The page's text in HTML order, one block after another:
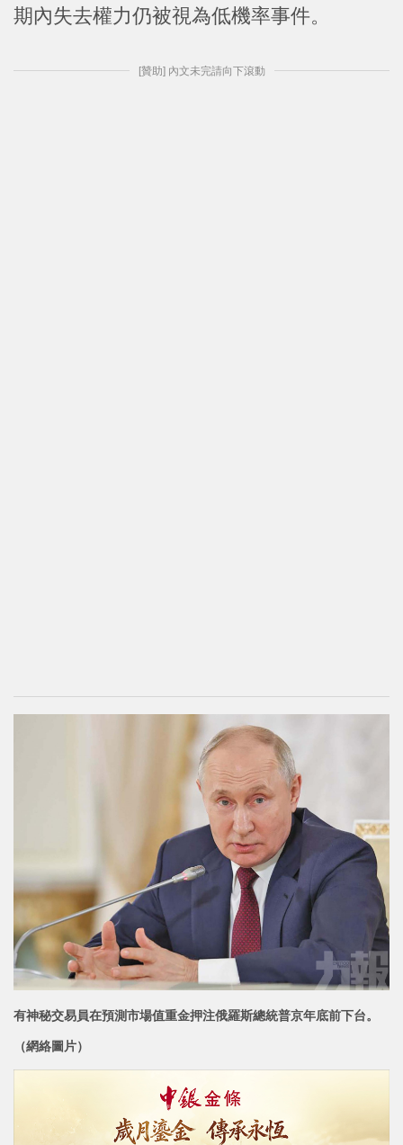
期內失去權力仍被視為低機率事件。
[贊助] 內文未完請向下滾動
有神秘交易員在預測市場值重金押注俄羅斯總統普京年底前下台。
（網絡圖片）